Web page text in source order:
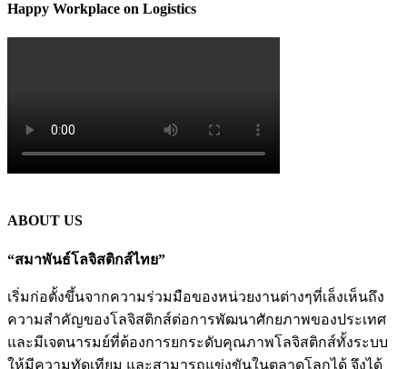
Happy Workplace on Logistics
ABOUT US
“สมาพันธ์โลจิสติกส์ไทย”
เริ่มก่อตั้งขึ้นจากความร่วมมือของหน่วยงานต่างๆที่เล็งเห็นถึง
ความสำคัญของโลจิสติกส์ต่อการพัฒนาศักยภาพของประเทศ
และมีเจตนารมย์ที่ต้องการยกระดับคุณภาพโลจิสติกส์ทั้งระบบ
ให้มีความทัดเทียม และสามารถแข่งขันในตลาดโลกได้ จึงได้